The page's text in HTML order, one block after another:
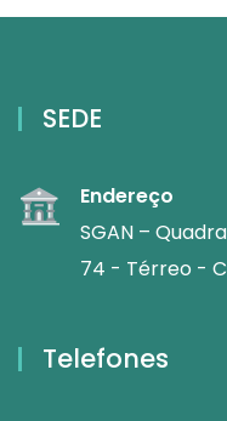
SEDE
Endereço
SGAN –
74 - Térreo -
Telefones